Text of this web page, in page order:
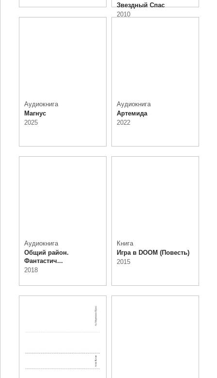
Звездный Спас
2010
Аудиокнига
Магнус
2025
Аудиокнига
Артемида
2022
Аудиокнига
Общий район.
Фантастич...
2018
Книга
Игра в DOOM (Повесть)
2015